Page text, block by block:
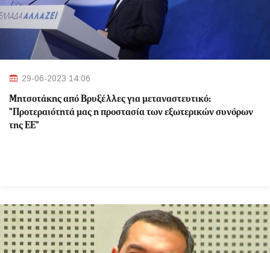
29-06-2023 14:06
Μητσοτάκης από Βρυξέλλες για μεταναστευτικό:
"Προτεραιότητά μας η προστασία των εξωτερικών συνόρων
της ΕΕ"